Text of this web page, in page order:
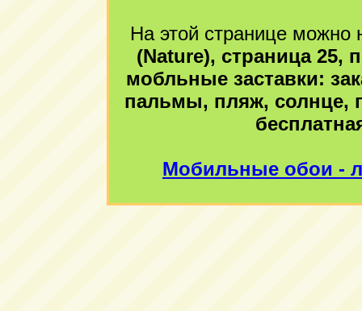
На этой странице можно
(Nature), страница
мобльные заставки:
пальмы, пляж, солнце,
Мобильные обои -